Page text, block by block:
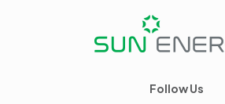
Follow Us